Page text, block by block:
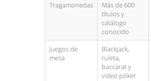
Tragamonedas
Más de 600
títulos y
catálogo
conocido
Juegos de
mesa
Blackjack,
ruleta,
baccarat y
video póker